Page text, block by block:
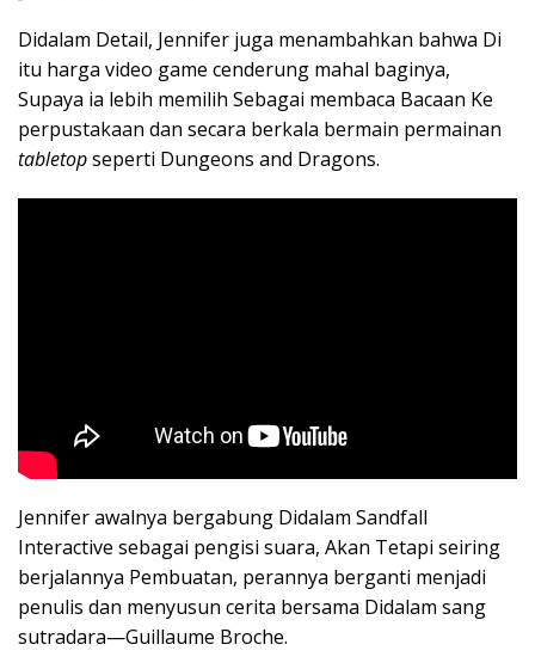
Didalam Detail, Jennifer juga menambahkan bahwa Di
itu harga video game cenderung mahal baginya,
Supaya ia lebih memilih Sebagai membaca Bacaan Ke
perpustakaan dan secara berkala bermain permainan
tabletopseperti Dungeons and Dragons.
Jennifer awalnya bergabung Didalam Sandfall
Interactive sebagai pengisi suara, Akan Tetapi seiring
berjalannya Pembuatan, perannya berganti menjadi
penulis dan menyusun cerita bersama Didalam sang
sutradara—Guillaume Broche.